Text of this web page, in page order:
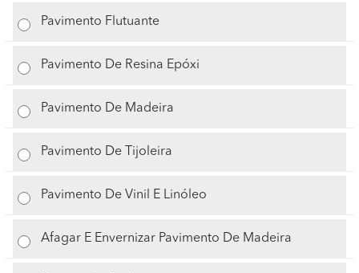
Pavimento Flutuante
Pavimento De Resina Epóxi
Pavimento De Madeira
Pavimento De Tijoleira
Pavimento De Vinil E Linóleo
Afagar E Envernizar Pavimento De Madeira